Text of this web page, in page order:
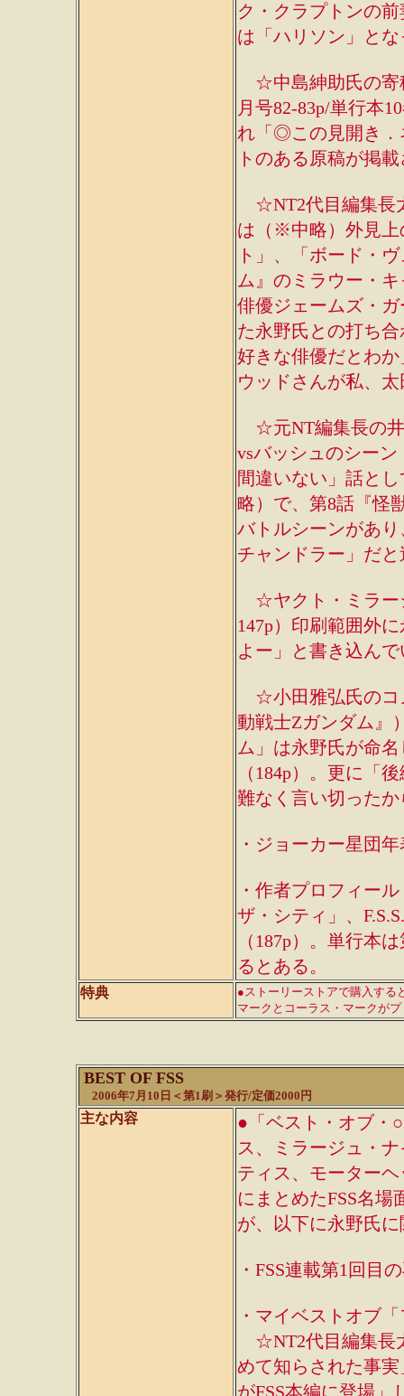
ク・クラプトンの
は「ハリソン」と
☆中島紳助氏の寄
月号82-83p/単行本
れ「◎この見開き．
トのある原稿が掲
☆NT2代目編集長
は（※中略）外見上
ト」、「ボード・
ム』のミラウー・
俳優ジェームズ・
た永野氏との打ち
好きな俳優だとわ
ウッドさんが私、
☆元NT編集長の井
vsバッシュのシー
間違いない」話と
略）で、第8話『怪
バトルシーンがあ
チャンドラー」だ
☆ヤクト・ミラー
147p）印刷範囲外
よー」と書き込ん
☆小田雅弘氏のコ
動戦士Zガンダム』
ム」は永野氏が命
（184p）。更に「
難なく言い切った
・ジョーカー星団年
・作者プロフィー
ザ・シティ」、
（187p）。単行本
るとある。
特典
●ストーリーストアで購入する
マークとコーラス・マークが
BEST OF FSS
2006年7月10日＜第1刷＞発行/定価2000円
主な内容
●「ベスト・オブ・
ス、ミラージュ・
ティス、モーター
にまとめたFSS名
が、以下に永野氏
・FSS連載第1回目
・マイベストオブ
☆NT2代目編集長
めて知らされた事
がFSS本編に登場